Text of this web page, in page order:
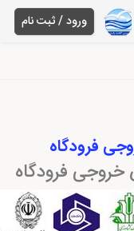
ورود / ثبت نام
فرودگاه
فرودگاه